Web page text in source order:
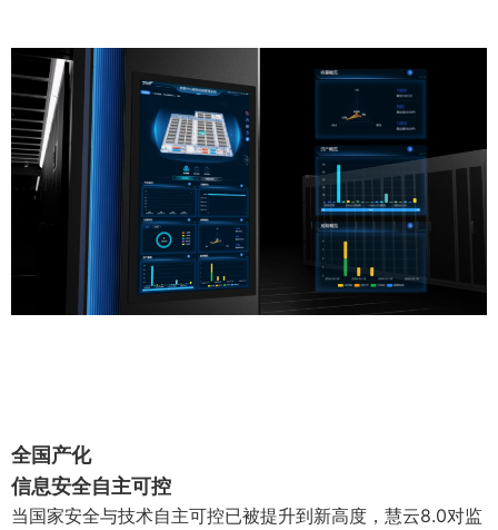
全国产化
信息安全自主可控
当国家安全与技术自主可控已被提升到新高度，慧云8.0对监